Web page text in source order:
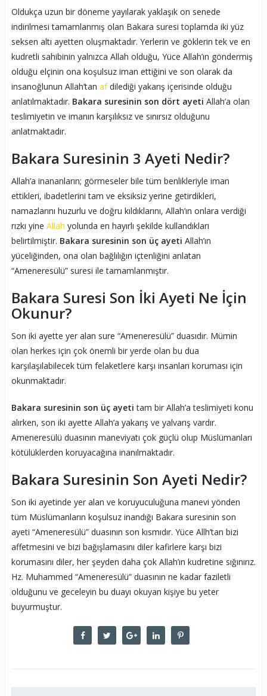
Oldukça uzun bir döneme yayılarak yaklaşık on senede
indirilmesi tamamlanmış olan Bakara suresi toplamda iki yüz
seksen altı ayetten oluşmaktadır. Yerlerin ve göklerin tek ve en
kudretli sahibinin yalnızca Allah olduğu, Yüce Allah’ın göndermiş
olduğu elçinin ona koşulsuz iman ettiğini ve son olarak da
insanoğlunun Allah’tan afdilediği yakarış içerisinde olduğu
anlatılmaktadır. Bakara suresinin son dört ayeti Allah’a olan
teslimiyetin ve imanın karşılıksız ve sınırsız olduğunu
anlatmaktadır.
Bakara Suresinin 3 Ayeti Nedir?
Allah’a inananların; görmeseler bile tüm benlikleriyle iman
ettikleri, ibadetlerini tam ve eksiksiz yerine getirdikleri,
namazlarını huzurlu ve doğru kıldıklarını, Allah’ın onlara verdiği
rızkı yine Allah yolunda en hayırlı şekilde kullandıkları
belirtilmiştir. Bakara suresinin son üç ayeti Allah’ın
yüceliğinden, ona olan bağlılığın içtenliğini anlatan
“Ameneresülü” suresi ile tamamlanmıştır.
Bakara Suresi Son İki Ayeti Ne İçin
Okunur?
Son iki ayette yer alan sure “Ameneresülü” duasıdır. Mümin
olan herkes için çok önemli bir yerde olan bu dua
karşılaşılabilecek tüm felaketlere karşı insanları koruması için
okunmaktadır.
Bakara suresinin son üç ayeti tam bir Allah’a teslimiyeti konu
alırken, son iki ayette Allah’a yakarış ve yalvarış vardır.
Ameneresülü duasının maneviyatı çok güçlü olup Müslümanları
kötülüklerden koruyacağına inanılmaktadır.
Bakara Suresinin Son Ayeti Nedir?
Son iki ayetinde yer alan ve koruyuculuğuna manevi yönden
tüm Müslümanların koşulsuz inandığı Bakara suresinin son
ayeti “Ameneresülü” duasının son kısmıdır. Yüce Allh’tan bizi
affetmesini ve bizi bağışlamasını diler kafirlere karşı bizi
korumasını diler, her şeyden daha çok Allah’ın kudretine sığınırız.
Hz. Muhammed “Ameneresülü” duasının ne kadar faziletli
olduğunu ve geceleyin bu duayı okuyan kişiye bu yeter
buyurmuştur.